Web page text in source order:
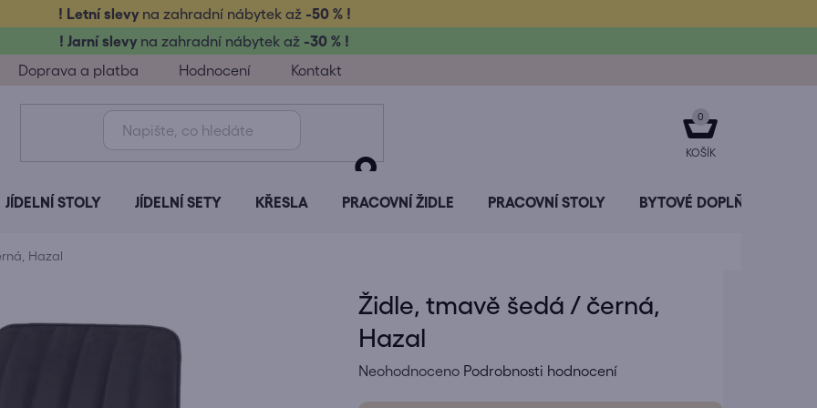
! Letní slevy na zahradní nábytek až-50 % !
! Jarní slevy na zahradní nábytek až -30 % !
Doprava a platba Hodnocení Kontakt
NÁKUPNÍ
KOŠÍK
JÍDELNÍ STOLY JÍDELNÍ SETY KŘESLA PRACOVNÍ ŽIDLE PRACOVNÍ STOLY BYTOVÉ DOPLŇKY
Hazal
Židle, tmavě šedá / černá,
Hazal
Průměrné
Neohodnoceno Podrobnosti hodnocení